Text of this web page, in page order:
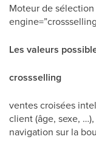
Moteur de
Les valeurs
crossselling
ventes croisées
client (âge, sexe,
navigation sur la